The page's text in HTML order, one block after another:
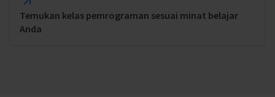
Temukan kelas pemrograman sesuai minat belajar
Anda